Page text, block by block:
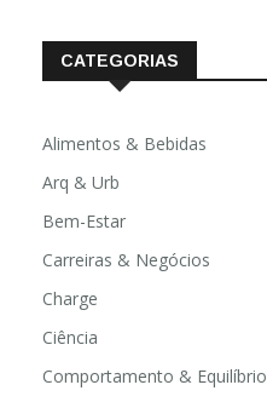
CATEGORIAS
Alimentos & Bebidas
Arq & Urb
Bem-Estar
Carreiras & Negócios
Charge
Ciência
Comportamento & Equilíbrio